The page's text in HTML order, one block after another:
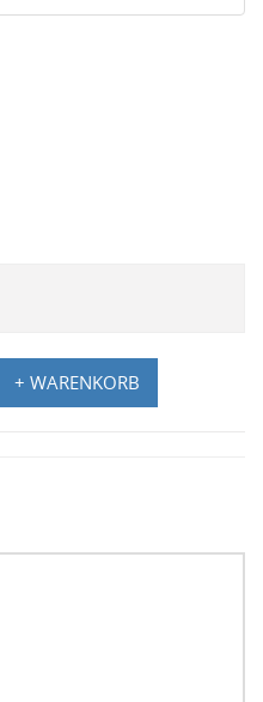
+ WARENKORB